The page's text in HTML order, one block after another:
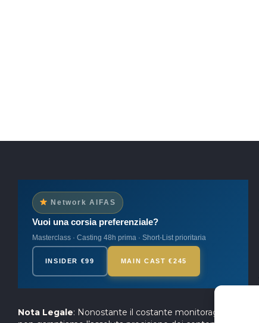
Network AIFAS
Vuoi una corsia preferenziale?
Masterclass · Casting 48h prima · Short-List prioritaria
INSIDER €99 MAIN CAST €245
Nota Legale: Nonostante il costante monitoraggio,